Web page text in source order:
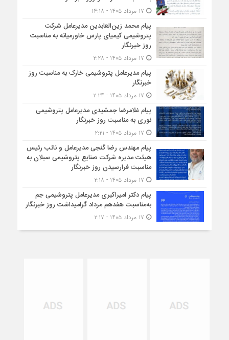
پیام محمد زین‌العابدین مدیرعامل شرکت
پتروشیمی کیمیای پارس خاورمیانه به مناسبت
روز خبرنگار
پیام مدیرعامل پتروشیمی خارک به مناسبت روز
خبرنگار
پیام غلامرضا جمشیدی مدیرعامل پتروشیمی
نوری به مناسبت روز خبرنگار
پیام مهندس رضا گنجی مدیرعامل و نائب رئیس
هیئت مدیره شرکت صنایع پتروشیمی سبلان به
مناسبت فرارسیدن روز خبرنگار
پیام دکتر امیراکبری مدیرعامل پتروشیمی جم
به‌مناسبت هفدهم مرداد گرامیداشت روز خبرنگار